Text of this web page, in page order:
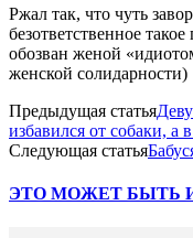
Ржал так, что чуть
безответственное
обозван женой
женской солидарности)
Предыдущая статья
избавился от собаки, а
Следующая статья
ЭТО МОЖЕТ БЫТЬ